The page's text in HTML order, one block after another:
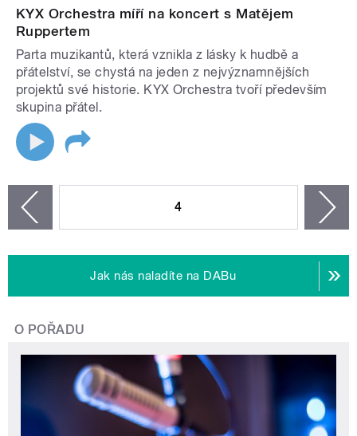
KYX Orchestra míří na koncert s Matějem
Ruppertem
Parta muzikantů, která vznikla z lásky k hudbě a
přátelství, se chystá na jeden z nejvýznamnějších
projektů své historie. KYX Orchestra tvoří především
skupina přátel.
4
Jak nás naladíte na DABu
O POŘADU